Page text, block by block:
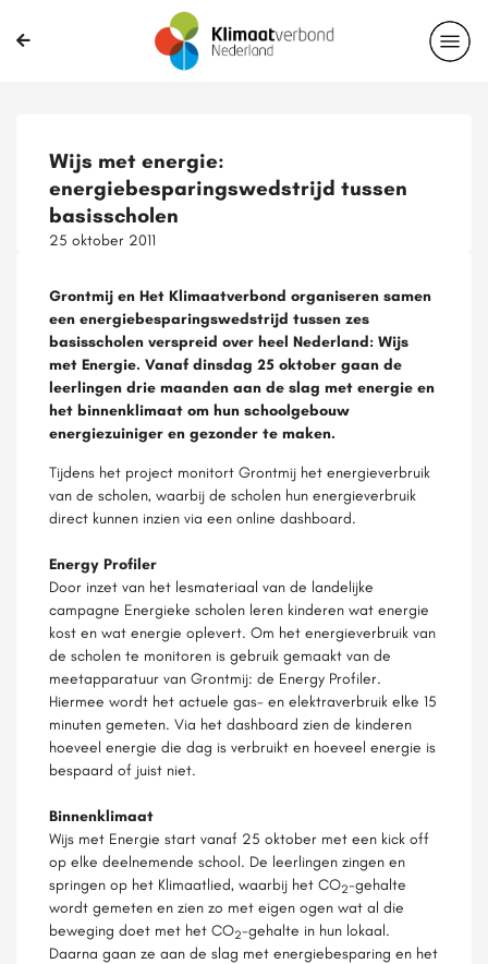
Wijs met energie:
energiebesparingswedstrijd tussen
basisscholen
25 oktober 2011
Grontmij en Het Klimaatverbond organiseren samen
een energiebesparingswedstrijd tussen zes
basisscholen verspreid over heel Nederland: Wijs
met Energie. Vanaf dinsdag 25 oktober gaan de
leerlingen drie maanden aan de slag met energie en
het binnenklimaat om hun schoolgebouw
energiezuiniger en gezonder te maken.
Tijdens het project monitort Grontmij het energieverbruik
van de scholen, waarbij de scholen hun energieverbruik
direct kunnen inzien via een online dashboard.
Energy Profiler
Door inzet van het lesmateriaal van de landelijke
campagne Energieke scholen leren kinderen wat energie
kost en wat energie oplevert. Om het energieverbruik van
de scholen te monitoren is gebruik gemaakt van de
meetapparatuur van Grontmij: de Energy Profiler.
Hiermee wordt het actuele gas- en elektraverbruik elke 15
minuten gemeten. Via het dashboard zien de kinderen
hoeveel energie die dag is verbruikt en hoeveel energie is
bespaard of juist niet.
Binnenklimaat
Wijs met Energie start vanaf 25 oktober met een kick off
op elke deelnemende school. De leerlingen zingen en
springen op het Klimaatlied, waarbij het CO2-gehalte
wordt gemeten en zien zo met eigen ogen wat al die
beweging doet met het CO2-gehalte in hun lokaal.
Daarna gaan ze aan de slag met energiebesparing en het